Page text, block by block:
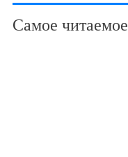
Самое читаемое